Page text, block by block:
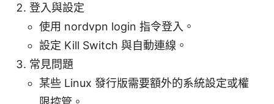
登入與設定
使用 nordvpn login 指令登入。
設定 Kill Switch 與自動連線。
常見問題
某些 Linux 發行版需要額外的系統設定或權